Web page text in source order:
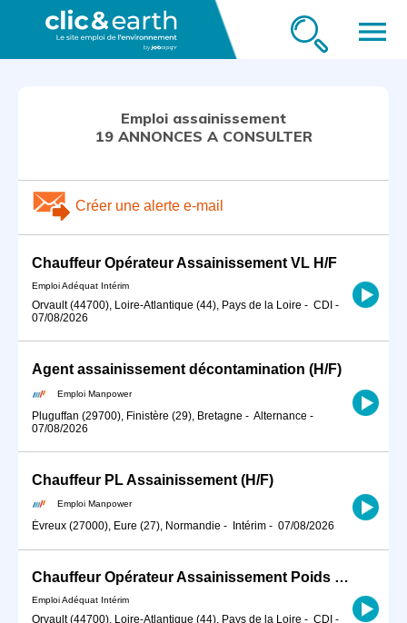
menu
Emploi assainissement
19 ANNONCES A CONSULTER
Créer une alerte e-mail
Chauffeur Opérateur Assainissement VL H/F
Emploi Adéquat Intérim
Orvault (44700), Loire-Atlantique (44), Pays de la Loire - CDI -
07/08/2026
Agent assainissement décontamination (H/F)
Emploi Manpower
Pluguffan (29700), Finistère (29), Bretagne - Alternance -
07/08/2026
Chauffeur PL Assainissement (H/F)
Emploi Manpower
Évreux (27000), Eure (27), Normandie - Intérim - 07/08/2026
Chauffeur Opérateur Assainissement Poids Lourd (H/F).
Emploi Adéquat Intérim
Orvault (44700), Loire-Atlantique (44), Pays de la Loire - CDI -